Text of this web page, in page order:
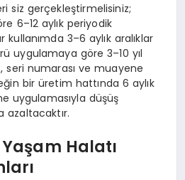
siz gerçekleştirmelisiniz;
6–12 aylık periyodik
kullanımda 3–6 aylık aralıklar
uygulamaya göre 3–10 yıl
seri numarası ve muayene
bir üretim hattında 6 aylık
uygulamasıyla düşüş
azaltacaktır.
Halatı